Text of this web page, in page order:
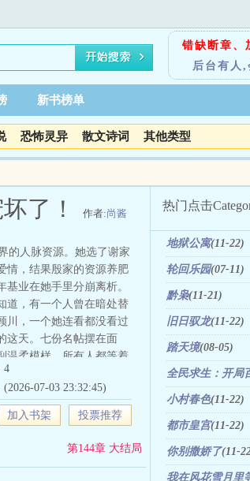
错缺断章、
后台有人,
新书榜单
恐怖灵异 散文诗词 其他类型
了！ 作者:尚酱
的人脉资源。她选了谢家
，结果殷家的资源养肥
业在她手里分崩离析。
道，有一个人曾在暗处替
川，一个她连看都没看过
这天。七份名帖摆在面
温柔模样，所有人都等着
起眼的角落。“周顾
贤内助，分明是一条把
目，你把人家的公司收
进怀里，语气无辜得让人
里。”
4
(2026-07-03 23:32:45)
加入书架 投票推荐
第144章 大结局
热门点击
地狱公寓(11-22)
轮回乐园(07-11)
黔枭(11-21)
旧日驭龙(11-22)
踏天境(08-05)
全民求生：开局
05)
小村春色(11-22)
都市皇宫(11-22)
你别撒娇了(11-
我在风花雪月里